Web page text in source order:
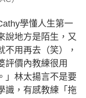
學懂人生第一
說地方是陌生，又
不用再去（笑），
評價內教練很用
」林太揚言不是要
識，有感教練「拖